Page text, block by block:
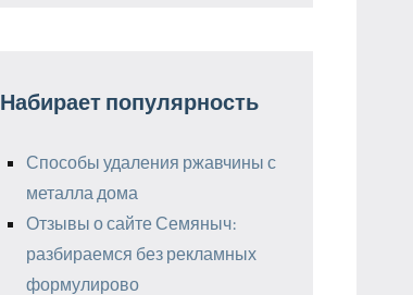
Набирает популярность
Способы удаления ржавчины с
металла дома
Отзывы о сайте Семяныч:
разбираемся без рекламных
формулирово